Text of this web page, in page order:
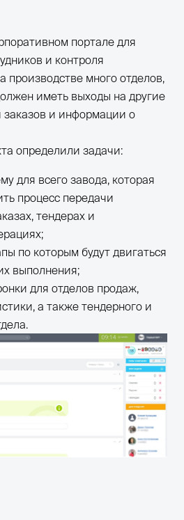
портале для
и контроля
производстве много отделов,
иметь выходы на другие
заказов и информации о
определили задачи:
для всего завода, которая
процесс передачи
тендерах и
по которым будут двигаться
выполнения;
для отделов продаж,
а также тендерного и